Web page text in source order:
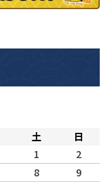
土
日
1
2
8
9